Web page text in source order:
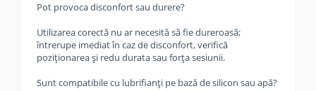
Pot provoca disconfort sau durere?
Utilizarea corectă nu ar necesită să fie dureroasă;
întrerupe imediat în caz de disconfort, verifică
poziționarea și redu durata sau forța sesiunii.
Sunt compatibile cu lubrifianți pe bază de silicon sau apă?